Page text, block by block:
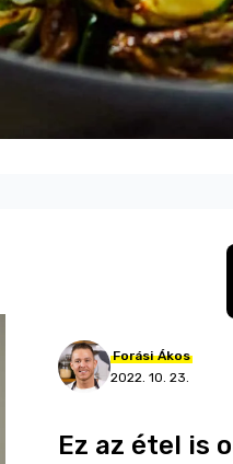
Forási Ákos
2022. 10. 23.
Ez az étel is